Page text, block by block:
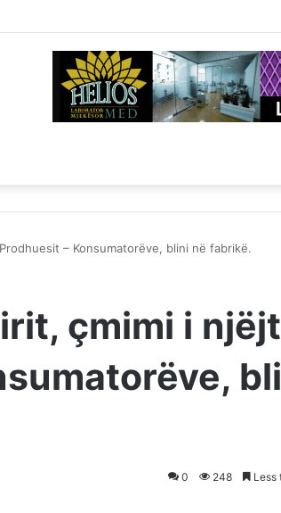
– Konsumatorëve, blini në fabrikë.
çmimi i
0 248 Less